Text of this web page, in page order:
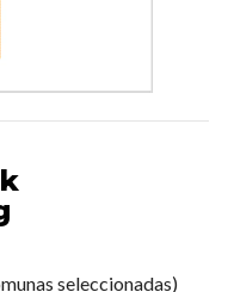
seleccionadas)